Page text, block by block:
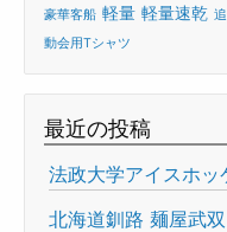
豪華客船 軽量 軽量速乾
動会用Tシャツ
最近の投稿
法政大学アイスホ
北海道釧路 麺屋武